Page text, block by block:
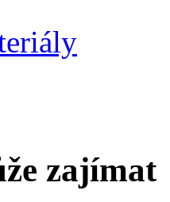
zajímat